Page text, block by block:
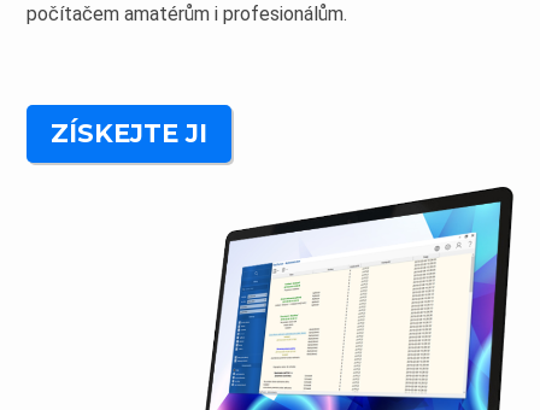
počítačem amatérům i profesionálům.
ZÍSKEJTE JI